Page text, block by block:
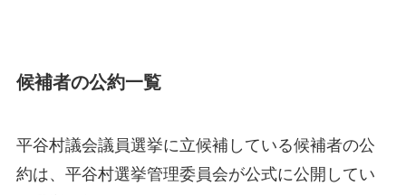
候補者の公約一覧
平谷村議会議員選挙に立候補している候補者の公
約は、平谷村選挙管理委員会が公式に公開してい